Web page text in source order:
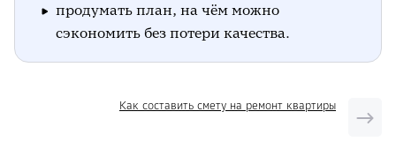
продумать план, на чём можно
сэкономить без потери качества.
Как составить смету на ремонт квартиры